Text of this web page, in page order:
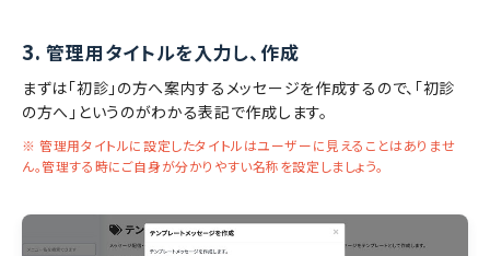
3. 管理用タイトルを入力し、作成
まずは「初診」の方へ案内するメッセージを作成するので、「初診
の方へ」というのがわかる表記で作成します。
※ 管理用タイトルに設定したタイトルはユーザーに見えることはありませ
ん。管理する時にご自身が分かりやすい名称を設定しましょう。